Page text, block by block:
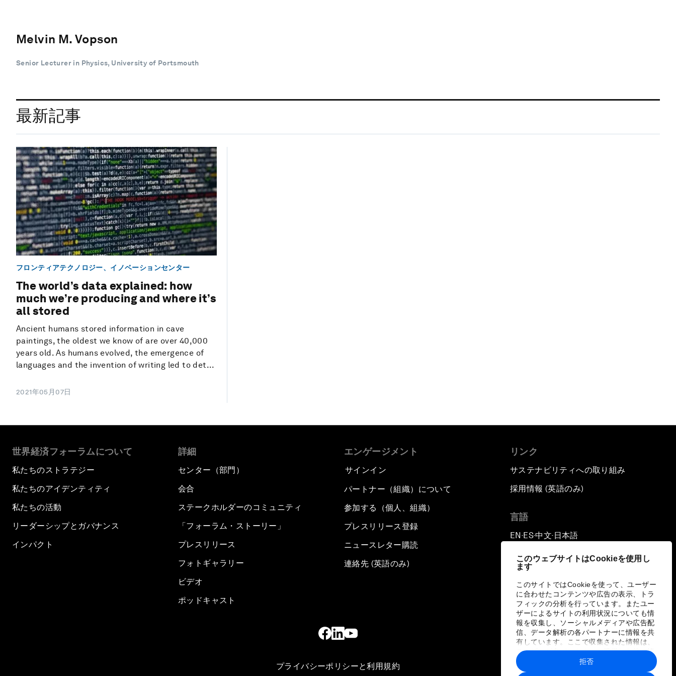
このウェブサイトはCookieを使用し
ます
このサイトではCookieを使って、ユーザー
に合わせたコンテンツや広告の表示、トラ
フィックの分析を行っています。またユー
ザーによるサイトの利用状況についても情
報を収集し、ソーシャルメディアや広告配
信、データ解析の各パートナーに情報を共
有しています。ここで収集された情報は、
ユーザーが各パートナーに提供した他の情
報や各パートナーのサービスを使用した際
に収集された情報と組み合わされ、各パー
拒否
Melvin M. Vopson
Senior Lecturer in Physics, University of Portsmouth
最新記事
フロンティアテクノロジー、イノベーションセンター
The world’s data explained: how
much we’re producing and where it’s
all stored
Ancient humans stored information in cave
paintings, the oldest we know of are over 40,000
years old. As humans evolved, the emergence of
languages and the invention of writing led to det...
2021年05月07日
世界経済フォーラムについて
私たちのストラテジー
私たちのアイデンティティ
私たちの活動
リーダーシップとガバナンス
インパクト
詳細
センター（部門）
会合
ステークホルダーのコミュニティ
「フォーラム・ストーリー」
プレスリリース
フォトギャラリー
ビデオ
ポッドキャスト
エンゲージメント
サインイン
パートナー（組織）について
参加する（個人、組織）
プレスリリース登録
ニュースレター購読
連絡先 (英語のみ)
リンク
サステナビリティへの取り組み
採用情報 (英語のみ)
言語
EN ▪ ES▪中文▪ 日本語
プライバシーポリシーと利用規約